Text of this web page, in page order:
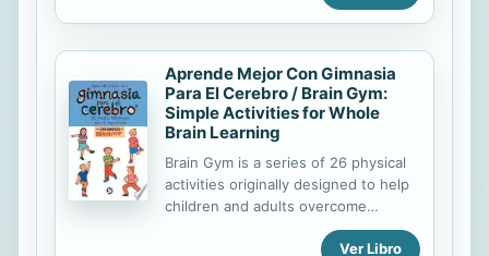
desde el miedo o la autoridad
mediante la convicción y la autoridad
liberadora. En esta obra se puede
encontrar un programa práctico para
el aprendizaje de normas en el aula
desde la participación democrática.
Aprende Mejor Con Gimnasia
Para El Cerebro / Brain Gym:
Simple Activities for Whole
Brain Learning
Brain Gym is a series of 26 physical
activities originally designed to help
children and adults overcome
learning disabilities, but have the
capacity to benefit any person in
Ver Libro